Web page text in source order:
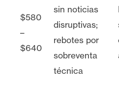
$580
–
$640
sin noticias
disruptivas;
rebotes por
sobreventa
técnica